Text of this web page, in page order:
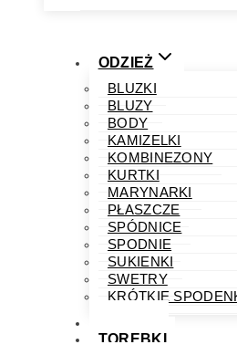
ODZIEŻ
BLUZKI
BLUZY
BODY
KAMIZELKI
KOMBINEZONY
KURTKI
MARYNARKI
PŁASZCZE
SPÓDNICE
SPODNIE
SUKIENKI
SWETRY
KRÓTKIE
TOREBKI